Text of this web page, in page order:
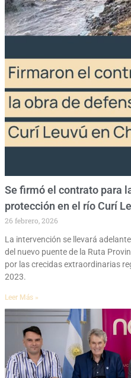
Se firmó el contrato para
protección en el río Curí
26 febrero, 2026
La intervención se llevará
del nuevo puente de la Ruta
por las crecidas extraordinarias
2023.
Leer Más »